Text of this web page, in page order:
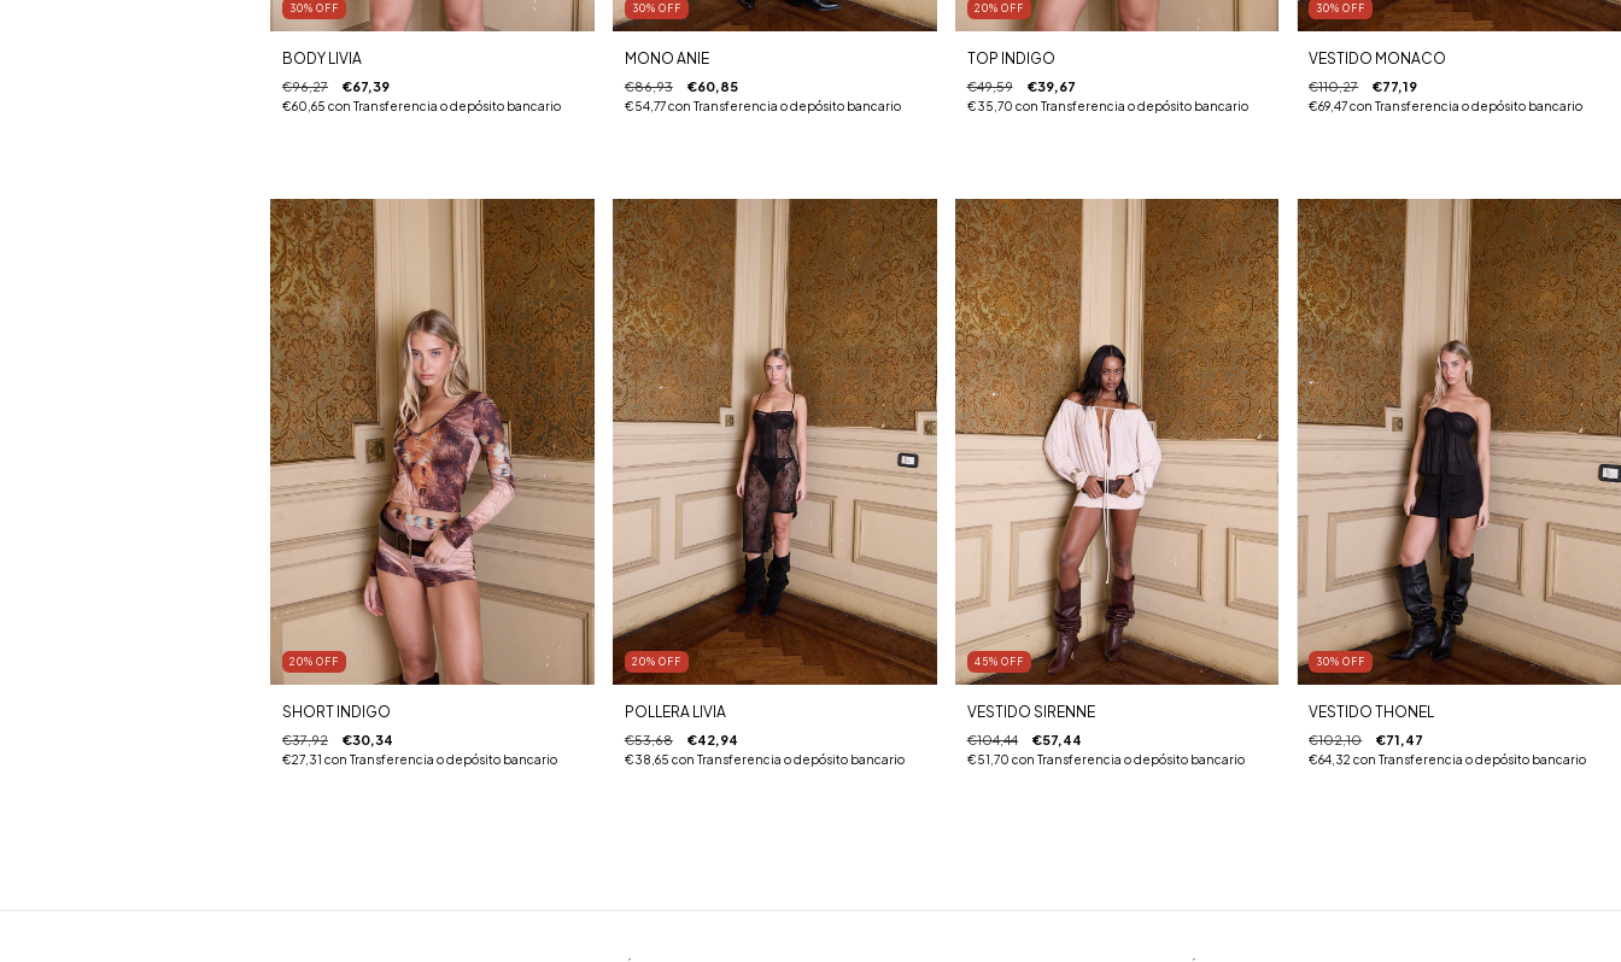
30% OFF
BODY LIVIA
€96,27 €67,39
€60,65 con Transferencia o depósito bancario
30% OFF
MONO ANIE
€86,93 €60,85
€54,77con Transferencia o depósito bancario
20% OFF
TOP INDIGO
€49,59 €39,67
€35,70 con Transferencia o depósito bancario
30%OFF
VESTIDO MONACO
€110,27 €77,19
€69,47con Transferencia o depósito bancario
20% OFF
SHORT INDIGO
€37,92 €30,34
€27,31 con Transferencia o depósito bancario
20% OFF
POLLERA LIVIA
€53,68 €42,94
€38,65 con Transferencia o depósito bancario
45% OFF
VESTIDO SIRENNE
€104,44 €57,44
€51,70 con Transferencia o depósito bancario
30%OFF
VESTIDO THONEL
€102,10 €71,47
€64,32con Transferencia o depósito bancario